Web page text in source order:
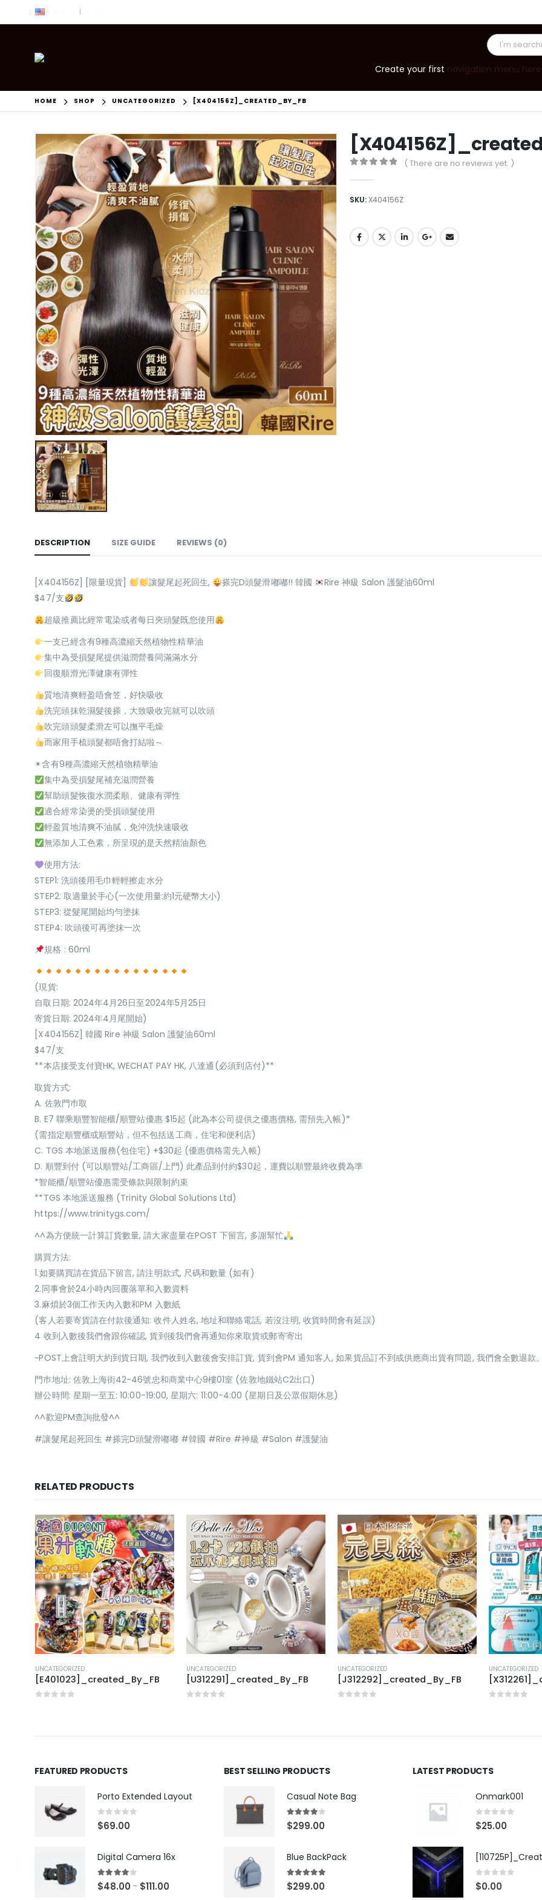
|
Create your first navigation menu here
HOME SHOP UNCATEGORIZED [X404156Z]_CREATED_BY_FB
( There are no reviews yet. )
SKU:X404156Z
DESCRIPTION SIZE GUIDE REVIEWS (0)
[X404156Z] [限量現貨] 讓髮尾起死回生, 搽完D頭髮滑嘟嘟!! 韓國
Rire 神級 Salon 護髮油60ml
$47/支
超級推薦比經常電染或者每日夾頭髮既您使用
一支已經含有9種高濃縮天然植物性精華油
集中為受損髮尾提供滋潤營養同滿滿水分
回復順滑光澤健康有彈性
質地清爽輕盈唔會笠，好快吸收
洗完頭抹乾濕髮後搽，大致吸收完就可以吹頭
吹完頭頭髮柔滑左可以撫平毛燥
而家用手梳頭髮都唔會打結啦～
✴含有9種高濃縮天然植物精華油
集中為受損髮尾補充滋潤營養
幫助頭髮恢復水潤柔順、健康有彈性
適合經常染燙的受損頭髮使用
輕盈質地清爽不油膩，免沖洗快速吸收
無添加人工色素，所呈現的是天然精油顏色
使用方法:
STEP1: 洗頭後用毛巾輕輕擦走水分
STEP2: 取適量於手心(一次使用量:約1元硬幣大小)
STEP3: 從髮尾開始均勻塗抹
STEP4: 吹頭後可再塗抹一次
規格 : 60ml
(現貨:
自取日期: 2024年4月26日至2024年5月25日
寄貨日期: 2024年4月尾開始)
[X404156Z] 韓國 Rire 神級 Salon 護髮油60ml
$47/支
**本店接受支付寶HK, WECHAT PAY HK, 八達通(必須到店付)**
取貨方式:
A. 佐敦門巿取
B. E7 聯乘順豐智能櫃/順豐站優惠 $15起 (此為本公司提供之優惠價格, 需預先入帳)*
(需指定順豐櫃或順豐站，但不包括送工商，住宅和便利店)
C. TGS 本地派送服務(包住宅) +$30起 (優惠價格需先入帳)
D. 順豐到付 (可以順豐站/工商區/上門) 此產品到付約$30起，運費以順豐最終收費為準
*智能櫃/順豐站優惠需受條款與限制約束
**TGS 本地派送服務 (Trinity Global Solutions Ltd)
https://www.trinitygs.com/
^^為方便統一計算訂貨數量, 請大家盡量在POST 下留言, 多謝幫忙
購買方法:
1.如要購買請在貨品下留言, 請注明款式, 尺碼和數量 (如有)
2.同事會於24小時內回覆落單和入數資料
3.麻煩於3個工作天內入數和PM 入數紙
(客人若要寄貨請在付款後通知: 收件人姓名, 地址和聯絡電話, 若沒注明, 收貨時間會有延誤)
4 收到入數後我們會跟你確認, 貨到後我們會再通知你來取貨或郵寄寄出
~POST上會註明大約到貨日期, 我們收到入數後會安排訂貨, 貨到會PM 通知客人, 如果貨品訂不到或供應商出貨有問題, 我們會全數退款
門巿地址: 佐敦上海街42-46號忠和商業中心9樓01室 (佐敦地鐵站C2出口)
辦公時間: 星期一至五: 10:00-19:00, 星期六: 11:00-4:00 (星期日及公眾假期休息)
^^歡迎PM查詢批發^^
#讓髮尾起死回生 #搽完D頭髮滑嘟嘟 #韓國 #Rire #神級 #Salon #護髮油
RELATED PRODUCTS
UNCATEGORIZED
[E401023]_created_By_FB
UNCATEGORIZED
[U312291]_created_By_FB
UNCATEGORIZED
[J312292]_created_By_FB
UNCATEGORIZED
FEATURED PRODUCTS
Porto Extended Layout
0 out of 5
$69.00
Digital Camera 16x
4.00 out of 5
$48.00 – $111.00
BEST SELLING PRODUCTS
Casual Note Bag
4.00out of 5
$299.00
Blue BackPack
5.00out of 5
$299.00
LATEST PRODUCTS
Onmark001
0 out of 5
$25.00
0 out of 5
$0.00